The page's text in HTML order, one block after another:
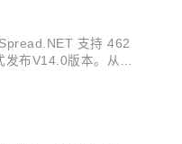
支持 462
布V14.0版本。从该